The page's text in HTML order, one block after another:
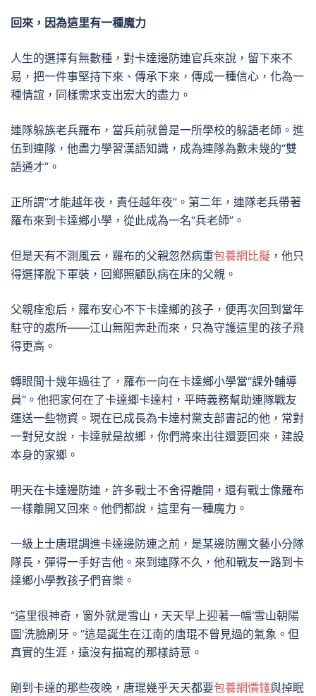
回來，因為這里有一種魔力
人生的選擇有無數種，對卡達邊防連官兵來說，留下來不
易，把一件事堅持下來、傳承下來，傳成一種信心，化為一
種情誼，同樣需求支出宏大的盡力。
連隊躲族老兵羅布，當兵前就曾是一所學校的躲語老師。進
伍到連隊，他盡力學習漢語知識，成為連隊為數未幾的“雙
語通才”。
正所謂“才能越年夜，責任越年夜”。第二年，連隊老兵帶著
羅布來到卡達鄉小學，從此成為一名“兵老師”。
但是天有不測風云，羅布的父親忽然病重包養網比擬 ，他只
得選擇脫下軍裝，回鄉照顧臥病在床的父親。
父親痊愈后，羅布安心不下卡達鄉的孩子，便再次回到當年
駐守的處所——江山無阻奔赴而來，只為守護這里的孩子飛
得更高。
轉眼間十幾年過往了，羅布一向在卡達鄉小學當“課外輔導
員”。他把家何在了卡達鄉卡達村，平時義務幫助連隊戰友
運送一些物資。現在已成長為卡達村黨支部書記的他，常對
一對兒女說，卡達就是故鄉，你們將來出往還要回來，建設
本身的家鄉。
明天在卡達邊防連，許多戰士不舍得離開，還有戰士像羅布
一樣離開又回來。他們都說，這里有一種魔力。
一級上士唐琨調進卡達邊防連之前，是某邊防團文藝小分隊
隊長，彈得一手好吉他。來到連隊不久，他和戰友一路到卡
達鄉小學教孩子們音樂。
“這里很神奇，窗外就是雪山，天天早上迎著一幅‘雪山朝陽
圖’洗臉刷牙。”這是誕生在江南的唐琨不曾見過的氣象。但
真實的生涯，遠沒有描寫的那樣詩意。
剛到卡達的那些夜晚，唐琨幾乎天天都要包養網價錢與掉眠